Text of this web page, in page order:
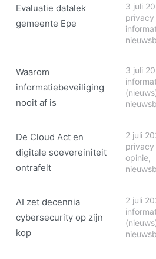
Evaluatie datalek
gemeente Epe
3 juli
privacy
Waarom
informatiebeveiliging
nooit af is
3 juli
De Cloud Act en
digitale soe­ve­rei­ni­teit
ontrafelt
2 juli
privacy
opinie,
AI zet decennia
cybersecurity op zijn
kop
2 juli